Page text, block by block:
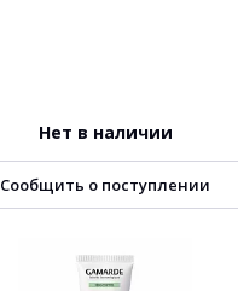
Нет в наличии
Сообщить о поступлении